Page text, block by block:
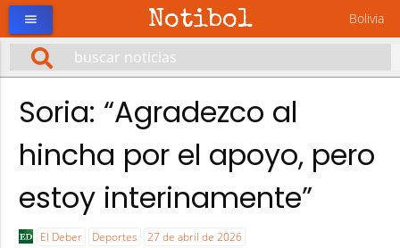
Notibol Bolivia
menu
Soria: “Agradezco al
hincha por el apoyo, pero
estoy interinamente”
El Deber Deportes 27 de abril de 2026